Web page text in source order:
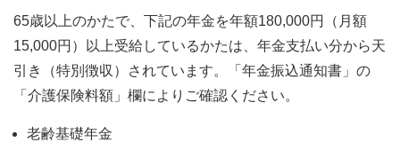
65歳以上のかたで、下記の年金を年額180,000円（月額
15,000円）以上受給しているかたは、年金支払い分から天
引き（特別徴収）されています。「年金振込通知書」の
「介護保険料額」欄によりご確認ください。
老齢基礎年金